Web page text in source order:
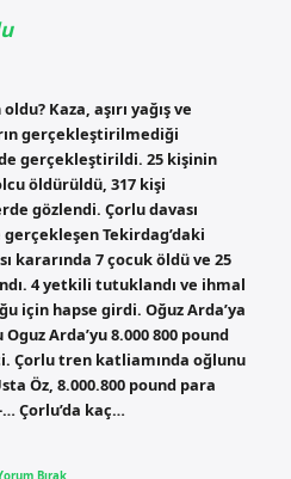
Kaza, aşırı yağış ve
gerçekleştirilmediği
gerçekleştirildi. 25 kişinin
öldürüldü, 317 kişi
gözlendi. Çorlu davası
gerçekleşen Tekirdag’daki
kararında 7 çocuk öldü ve 25
4 yetkili tutuklandı ve ihmal
için hapse girdi. Oğuz Arda’ya
Arda’yu 8.000 800 pound
Çorlu tren katliamında oğlunu
Öz, 8.000.800 pound para
… Çorlu’da kaç…
Bırak